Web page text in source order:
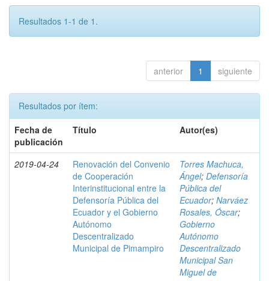
Resultados 1-1 de 1.
anterior 1 siguiente
Resultados por ítem:
Fecha de
publicación
Título Autor(es)
2019-04-24
Renovación del Convenio
de Cooperación
Interinstitucional entre la
Defensoría Pública del
Ecuador y el Gobierno
Autónomo
Descentralizado
Municipal de Pimampiro
Torres Machuca,
Ángel; Defensoría
Pública del
Ecuador; Narváez
Rosales, Óscar;
Gobierno
Autónomo
Descentralizado
Municipal San
Miguel de